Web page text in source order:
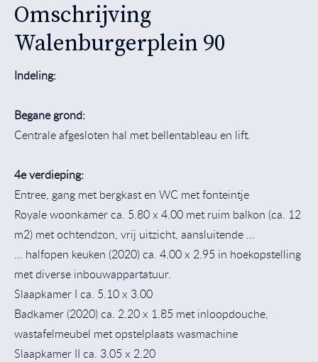
Omschrijving
Walenburgerplein 90
Indeling:
Begane grond:
Centrale afgesloten hal met bellentableau en lift.
4e verdieping:
Entree, gang met bergkast en WC met fonteintje
Royale woonkamer ca. 5.80 x 4.00 met ruim balkon (ca. 12
m2) met ochtendzon, vrij uitzicht, aansluitende ...
... halfopen keuken (2020) ca. 4.00 x 2.95 in hoekopstelling
met diverse inbouwappartatuur.
Slaapkamer I ca. 5.10 x 3.00
Badkamer (2020) ca. 2.20 x 1.85 met inloopdouche,
wastafelmeubel met opstelplaats wasmachine
Slaapkamer II ca. 3.05 x 2.20